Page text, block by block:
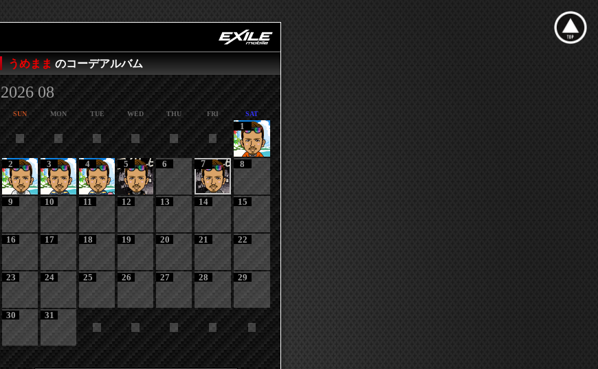
うめまま のコーデアルバム
2026 08
SUN MON TUE WED THU FRI SAT
1
2 3 4 5 6 7 8
9 10 11 12 13 14 15
16 17 18 19 20 21 22
23 24 25 26 27 28 29
30 31